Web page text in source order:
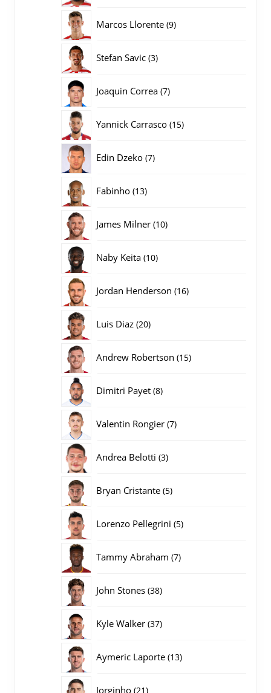
Marcos Llorente 99
Stefan Savic 33
Joaquin Correa 77
Yannick Carrasco 1515
Edin Dzeko 77
Fabinho 1313
James Milner 1010
Naby Keita 1010
Jordan Henderson 1616
Luis Diaz 2020
Andrew Robertson 1515
Dimitri Payet 88
Valentin Rongier 77
Andrea Belotti 33
Bryan Cristante 55
Lorenzo Pellegrini 55
Tammy Abraham 77
John Stones 3838
Kyle Walker 3737
Aymeric Laporte 1313
Jorginho 2121